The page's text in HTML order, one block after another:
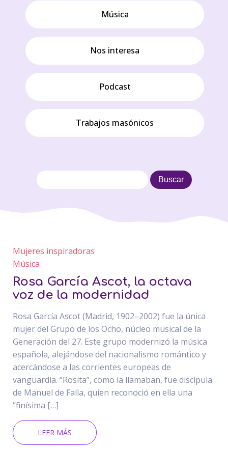
Música
Nos interesa
Podcast
Trabajos masónicos
Mujeres inspiradoras
Música
Rosa García Ascot, la octava
voz de la modernidad
Rosa García Ascot (Madrid, 1902–2002) fue la única
mujer del Grupo de los Ocho, núcleo musical de la
Generación del 27. Este grupo modernizó la música
española, alejándose del nacionalismo romántico y
acercándose a las corrientes europeas de
vanguardia. “Rosita”, como la llamaban, fue discípula
de Manuel de Falla, quien reconoció en ella una
“finísima […]
LEER MÁS